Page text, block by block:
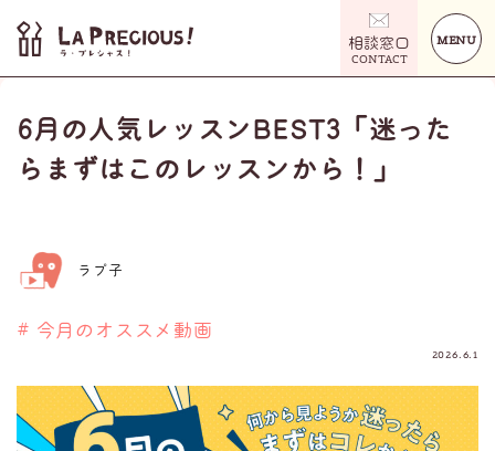
相談窓口
CONTACT
MENU
6月の人気レッスンBEST3「迷った
らまずはこのレッスンから！」
ラプ子
# 今月のオススメ動画
2026.6.1